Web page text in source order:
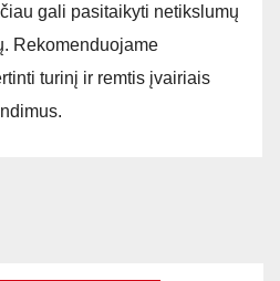
gali pasitaikyti netikslumų
Rekomenduojame
turinį ir remtis įvairiais